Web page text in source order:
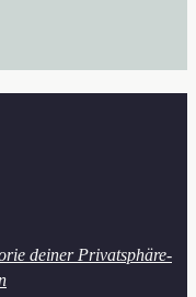
deiner Privatsphäre-